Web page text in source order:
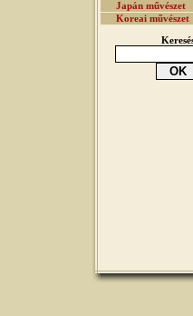
Japán művészet
Koreai művészet